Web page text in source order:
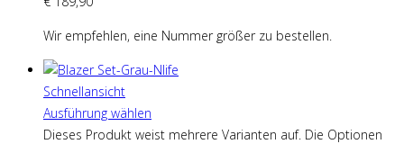
Wir empfehlen, eine Nummer größer zu bestellen.
Schnellansicht
Ausführung wählen
Dieses Produkt weist mehrere Varianten auf. Die Optionen